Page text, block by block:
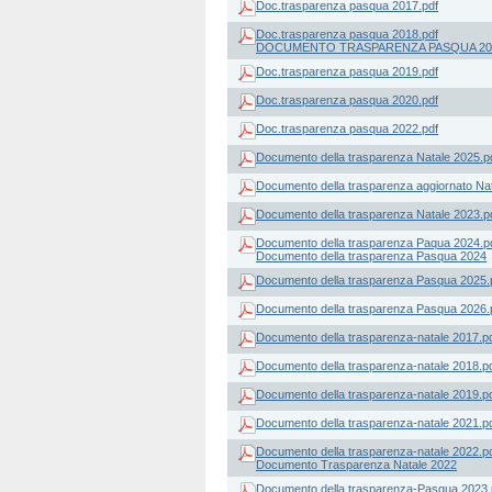
Doc.trasparenza pasqua 2017.pdf
Doc.trasparenza pasqua 2018.pdf
DOCUMENTO TRASPARENZA PASQUA
Doc.trasparenza pasqua 2019.pdf
Doc.trasparenza pasqua 2020.pdf
Doc.trasparenza pasqua 2022.pdf
Documento della trasparenza Natale
Documento della trasparenza aggiornato
Documento della trasparenza Natale
Documento della trasparenza Paqua
Documento della trasparenza Pasqua 2024
Documento della trasparenza Pasqua
Documento della trasparenza Pasqua
Documento della trasparenza-natale
Documento della trasparenza-natale
Documento della trasparenza-natale
Documento della trasparenza-natale
Documento della trasparenza-natale
Documento Trasparenza Natale 2022
Documento della trasparenza-Pasqua